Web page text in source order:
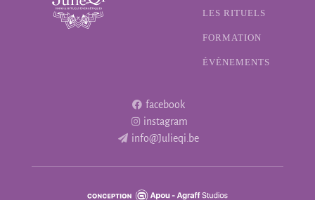
LES RITUELS
FORMATION
ÉVÈNEMENTS
facebook
instagram
info@Julieqi.be